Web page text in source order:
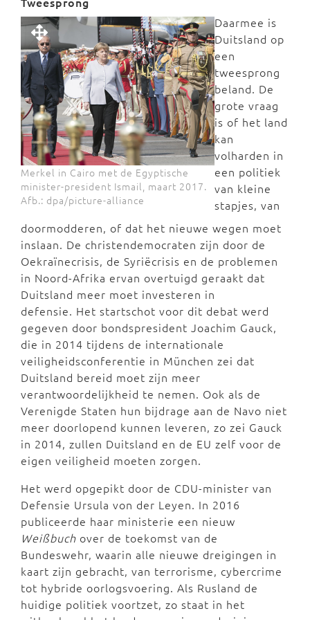
Merkel in Cairo met de Egyptische
minister-president Ismail, maart 2017.
Afb.: dpa/picture-alliance
Daarmee is
Duitsland op
een
tweesprong
beland. De
grote vraag
is of het land
kan
volharden in
een politiek
van kleine
stapjes, van
doormodderen, of dat het nieuwe wegen moet
inslaan. De christendemocraten zijn door de
Oekraïnecrisis, de Syriëcrisis en de problemen
in Noord-Afrika ervan overtuigd geraakt dat
Duitsland meer moet investeren in
defensie. Het startschot voor dit debat werd
gegeven door bondspresident Joachim Gauck,
die in 2014 tijdens de internationale
veiligheidsconferentie in München zei dat
Duitsland bereid moet zijn meer
verantwoordelijkheid te nemen. Ook als de
Verenigde Staten hun bijdrage aan de Navo niet
meer doorlopend kunnen leveren, zo zei Gauck
in 2014, zullen Duitsland en de EU zelf voor de
eigen veiligheid moeten zorgen.
Het werd opgepikt door de CDU-minister van
Defensie Ursula von der Leyen. In 2016
publiceerde haar ministerie een nieuw
Weißbuch over de toekomst van de
Bundeswehr, waarin alle nieuwe dreigingen in
kaart zijn gebracht, van terrorisme, cybercrime
tot hybride oorlogsvoering. Als Rusland de
huidige politiek voortzet, zo staat in het